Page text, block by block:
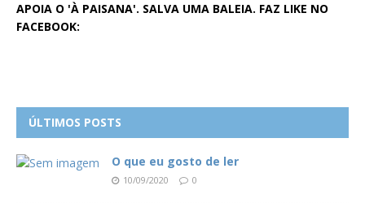
APOIA O 'À PAISANA'. SALVA UMA BALEIA. FAZ LIKE NO
FACEBOOK:
ÚLTIMOS POSTS
O que eu gosto de ler
10/09/2020 0